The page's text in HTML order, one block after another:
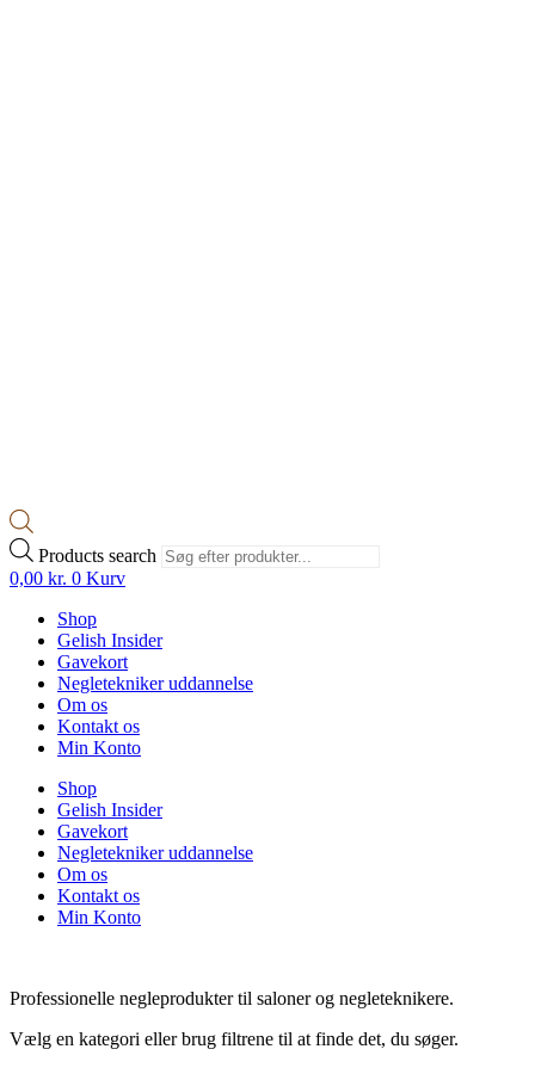
Products search
0,00 kr. 0 Kurv
Shop
Gelish Insider
Gavekort
Negletekniker uddannelse
Om os
Kontakt os
Min Konto
Shop
Gelish Insider
Gavekort
Negletekniker uddannelse
Om os
Kontakt os
Min Konto
Professionelle negleprodukter til saloner og negleteknikere.
Vælg en kategori eller brug filtrene til at finde det, du søger.